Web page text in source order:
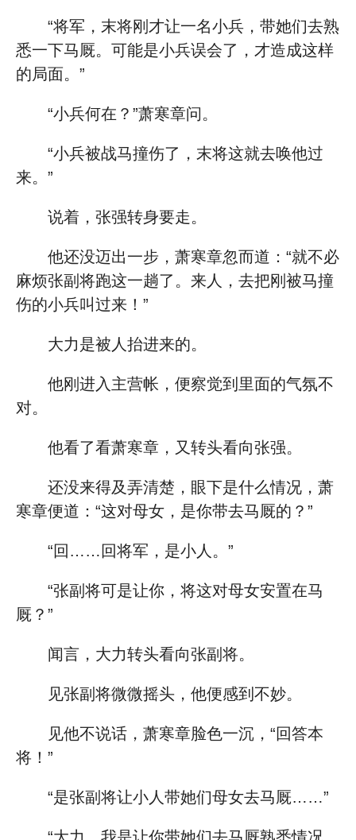
“将军，末将刚才让一名小兵，带她们去熟
悉一下马厩。可能是小兵误会了，才造成这样
的局面。”
“小兵何在？”萧寒章问。
“小兵被战马撞伤了，末将这就去唤他过
来。”
说着，张强转身要走。
他还没迈出一步，萧寒章忽而道：“就不必
麻烦张副将跑这一趟了。来人，去把刚被马撞
伤的小兵叫过来！”
大力是被人抬进来的。
他刚进入主营帐，便察觉到里面的气氛不
对。
他看了看萧寒章，又转头看向张强。
还没来得及弄清楚，眼下是什么情况，萧
寒章便道：“这对母女，是你带去马厩的？”
“回……回将军，是小人。”
“张副将可是让你，将这对母女安置在马
厩？”
闻言，大力转头看向张副将。
见张副将微微摇头，他便感到不妙。
见他不说话，萧寒章脸色一沉，“回答本
将！”
“是张副将让小人带她们母女去马厩……”